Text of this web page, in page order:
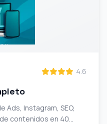
4.6
Ads, Instagram, SEO,
contenidos en 40